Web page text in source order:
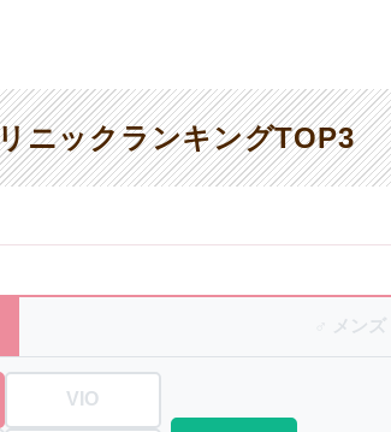
ニックランキングTOP3
♂ メンズ
VIO